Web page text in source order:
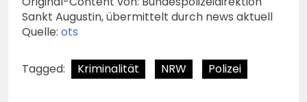
Sankt Augustin, übermittelt durch news aktuell
Quelle: ots
Tagged: Kriminalität NRW Polizei